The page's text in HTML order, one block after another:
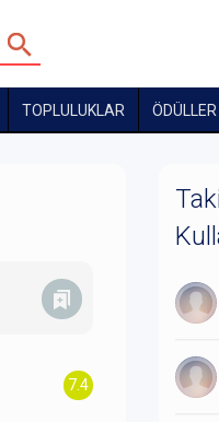
TOPLULUKLAR ÖDÜLLER
7.4